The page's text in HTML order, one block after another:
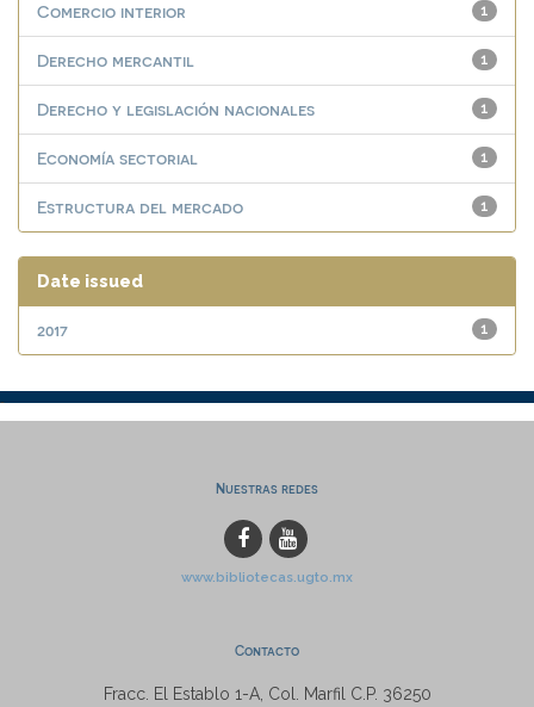
1
Comercio interior
1
Derecho mercantil
1
Derecho y legislación nacionales
1
Economía sectorial
1
Estructura del mercado
Date issued
1
2017
Nuestras redes
www.bibliotecas.ugto.mx
Contacto
Fracc. El Establo 1-A, Col. Marfil C.P. 36250